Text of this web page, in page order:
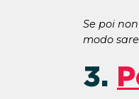
Se poi
modo
3.